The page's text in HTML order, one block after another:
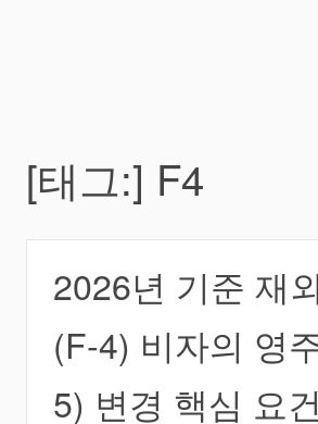
[태그:] F4
2026년 기준 재
(F-4) 비자의 영
5) 변경 핵심 요